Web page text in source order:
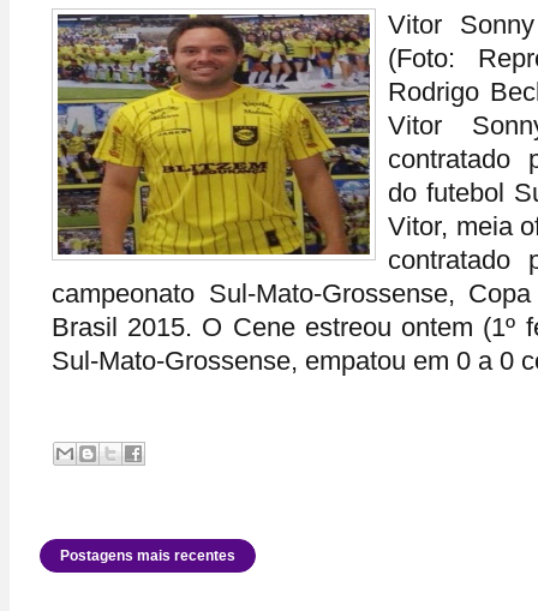
Vitor
(Foto:
Rodrigo
Vitor
contratado
do futebol
Vitor, meia
contratado
campeonato Sul-Mato-Grossense,
Brasil 2015. O Cene estreou ontem (1º
Sul-Mato-Grossense, empatou em 0 a 0
Postagens mais recentes